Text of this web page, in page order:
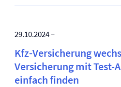
29.10.2024 –
Kfz-Versicherung
Versicherung mit Test-
einfach finden